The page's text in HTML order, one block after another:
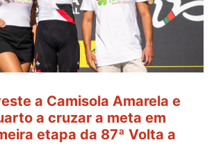
a Camisola Amarela e
a cruzar a meta em
etapa da 87ª Volta a